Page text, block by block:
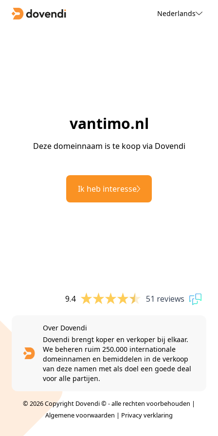
Nederlands
vantimo.nl
Deze domeinnaam is te koop via Dovendi
Ik heb interesse
9.4 51 reviews
Over Dovendi
Dovendi brengt koper en verkoper bij elkaar.
We beheren ruim 250.000 internationale
domeinnamen en bemiddelen in de verkoop
van deze namen met als doel een goede deal
voor alle partijen.
© 2026 Copyright Dovendi © - alle rechten voorbehouden |
Algemene voorwaarden | Privacy verklaring